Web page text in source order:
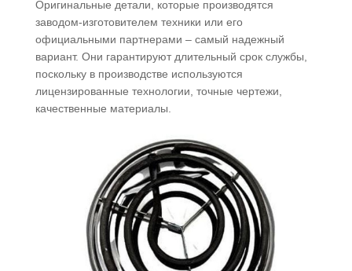
Оригинальные детали, которые производятся
заводом-изготовителем техники или его
официальными партнерами – самый надежный
вариант. Они гарантируют длительный срок службы,
поскольку в производстве используются
лицензированные технологии, точные чертежи,
качественные материалы.